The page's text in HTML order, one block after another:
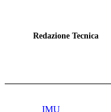
Redazione Tecnica
IMU